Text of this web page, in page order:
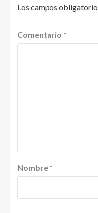
Los campos
Comentario *
Nombre *